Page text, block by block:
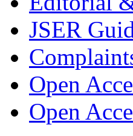
JSER
Open
Open